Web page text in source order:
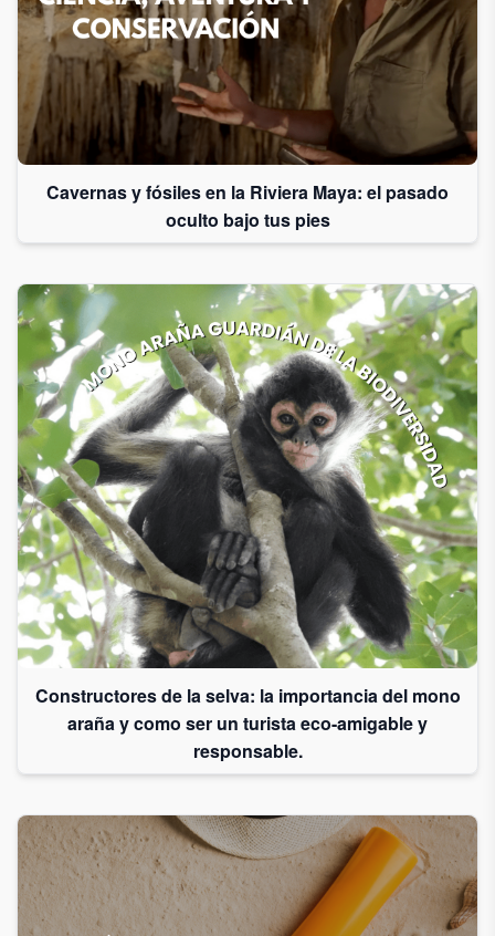
Cavernas y fósiles en la Riviera Maya: el pasado
oculto bajo tus pies
Constructores de la selva: la importancia del mono
araña y como ser un turista eco-amigable y
responsable.